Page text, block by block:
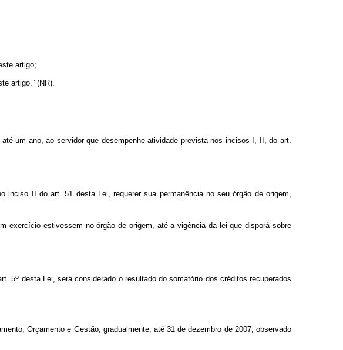
artigo;
artigo.” (NR).
um ano, ao servidor que desempenhe atividade prevista nos incisos I, II, do art.
II do art. 51 desta Lei, requerer sua permanência no seu órgão de origem,
estivessem no órgão de origem, até a vigência da lei que disporá sobre
5odesta Lei, será considerado o resultado do somatório dos créditos recuperados
Orçamento e Gestão, gradualmente, até 31 de dezembro de 2007, observado